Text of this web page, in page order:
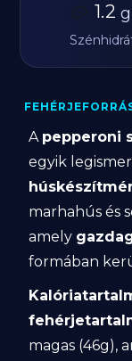
🥔 1.2 g
A pepperoni
egyik
marhahús és
amely
formában
magas (46g),